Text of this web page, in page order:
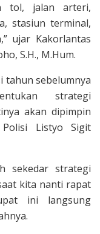
tol, jalan arteri,
stasiun terminal,
ujar Kakorlantas
S.H., M.Hum.
tahun sebelumnya
strategi
akan dipimpin
Listyo Sigit
sekedar strategi
kita nanti rapat
ini langsung